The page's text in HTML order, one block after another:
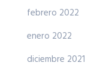
febrero 2022
enero 2022
diciembre 2021